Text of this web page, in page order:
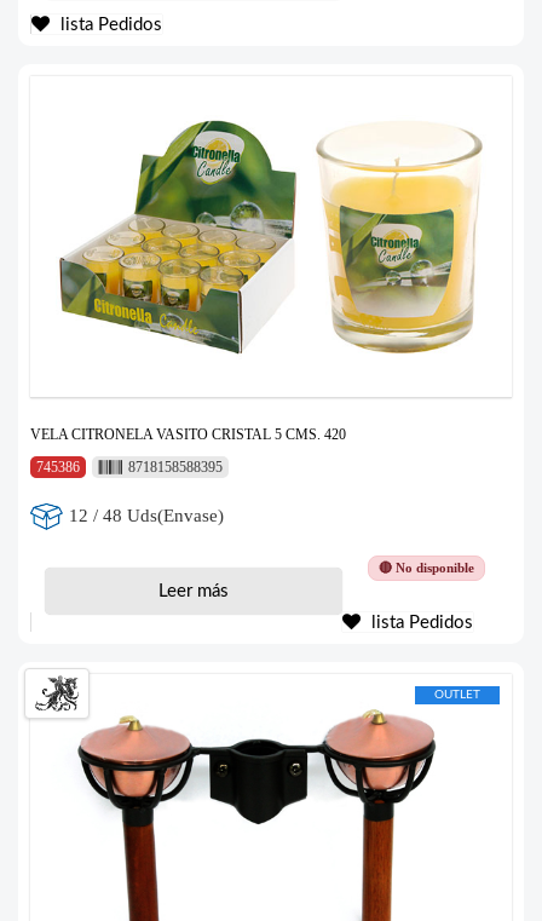
lista Pedidos
VELA CITRONELA VASITO CRISTAL 5 CMS. 420
745386
8718158588395
12 / 48 Uds(Envase)
🔴 No disponible
Leer más
lista Pedidos
OUTLET